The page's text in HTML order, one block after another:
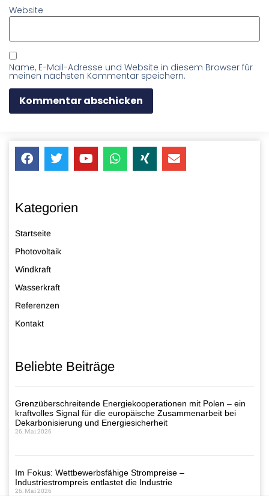
Website
Name, E-Mail-Adresse und Website in diesem Browser für
meinen nächsten Kommentar speichern.
Kategorien
Startseite
Photovoltaik
Windkraft
Wasserkraft
Referenzen
Kontakt
Beliebte Beiträge
Grenzüberschreitende Energiekooperationen mit Polen – ein
kraftvolles Signal für die europäische Zusammenarbeit bei
Dekarbonisierung und Energiesicherheit
26. Mai 2026
Im Fokus: Wettbewerbsfähige Strompreise –
Industriestrompreis entlastet die Industrie
26. Mai 2026